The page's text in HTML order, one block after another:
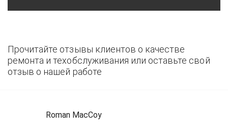
Прочитайте отзывы клиентов о качестве
ремонта и техобслуживания или оставьте свой
отзыв о нашей работе
Roman MacCoy